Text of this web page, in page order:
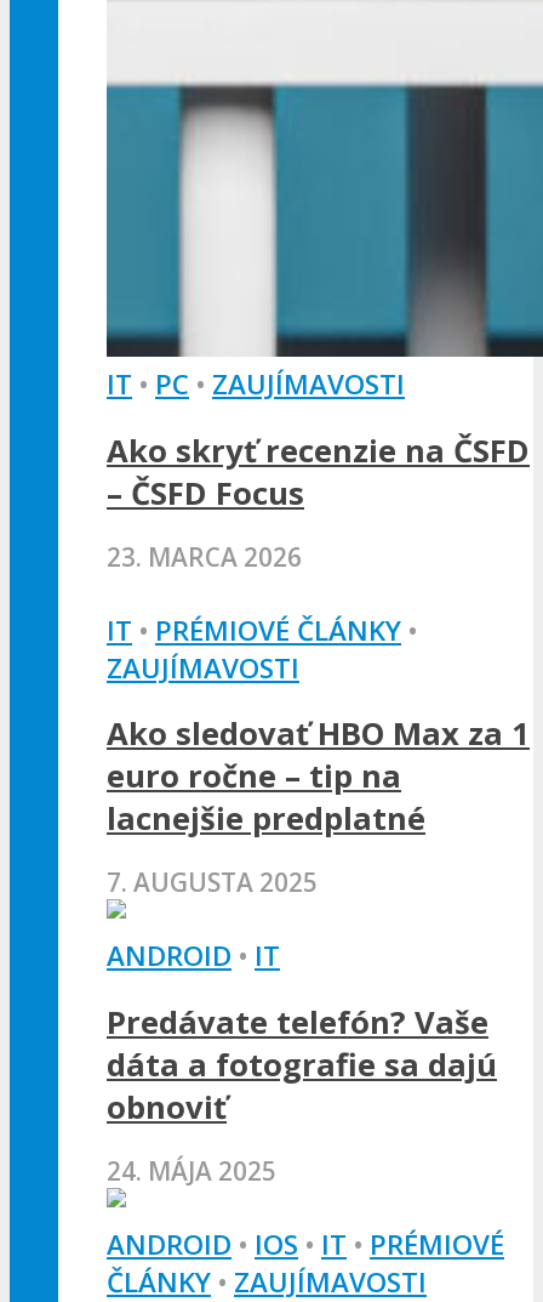
IT • PC • ZAUJÍMAVOSTI
Ako skryť recenzie na ČSFD
– ČSFD Focus
23. MARCA 2026
IT • PRÉMIOVÉ ČLÁNKY •
ZAUJÍMAVOSTI
Ako sledovať HBO Max za 1
euro ročne – tip na
lacnejšie predplatné
7. AUGUSTA 2025
ANDROID • IT
Predávate telefón? Vaše
dáta a fotografie sa dajú
obnoviť
24. MÁJA 2025
ANDROID • IOS • IT • PRÉMIOVÉ
ČLÁNKY • ZAUJÍMAVOSTI